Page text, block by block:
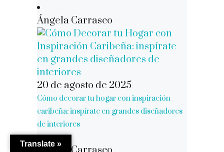
Ángela Carrasco
20 de agosto de 2025
Cómo decorar tu hogar con inspiración
caribeña: inspírate en grandes diseñadores
de interiores
Translate »